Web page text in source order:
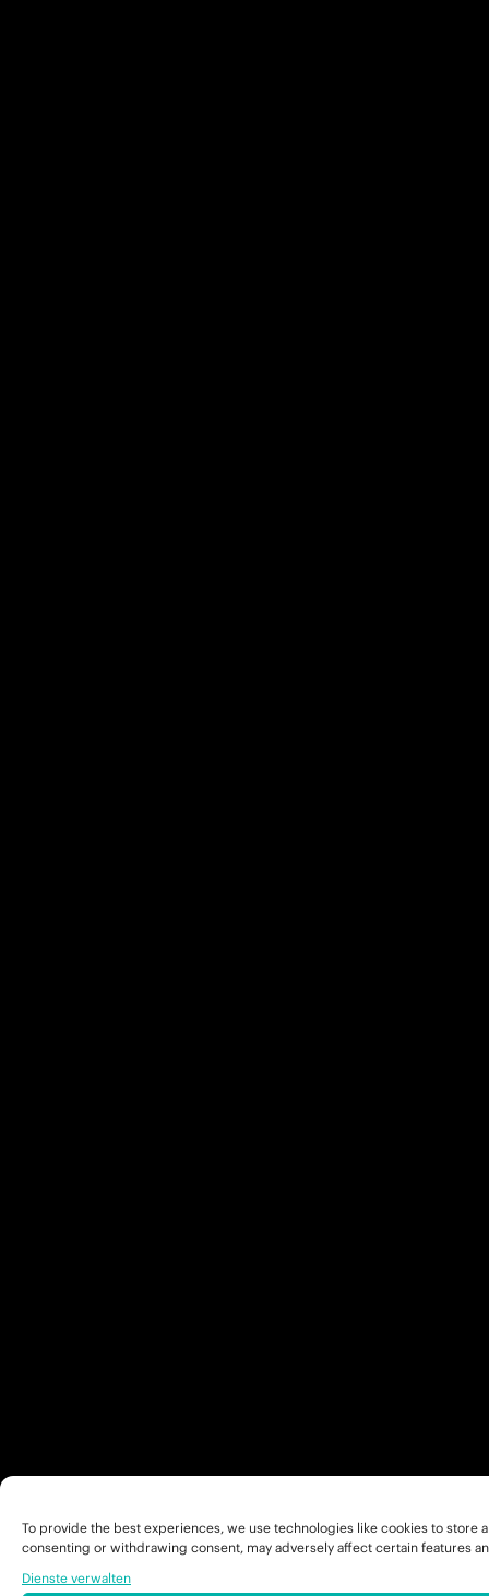
To provide the best experiences, we use technologies like cookies to
consenting or withdrawing consent, may adversely affect certain features
Dienste verwalten